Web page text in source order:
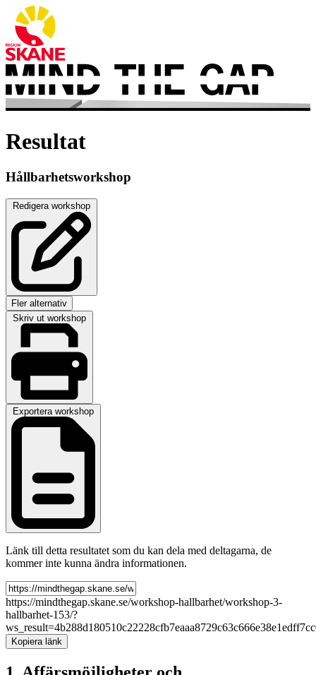
Resultat
Hållbarhetsworkshop
Fler alternativ
Skriv ut workshop
Exportera workshop
Länk till detta resultatet som du kan dela med deltagarna, de
kommer inte kunna ändra informationen.
https://mindthegap.skane.se/workshop-hallbarhet/workshop-3-
hallbarhet-153/?
Kopiera länk